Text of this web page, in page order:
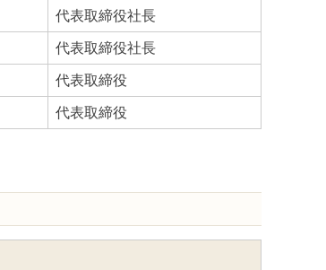
代表取締役社長
代表取締役社長
代表取締役
代表取締役